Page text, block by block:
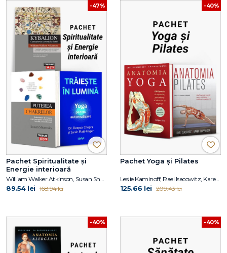
-47%
Pachet Spiritualitate și
Energie interioară
William Walker Atkinson, Susan Shumsky, Dr. Deepak Chopra, Sarah PlattFinger
89.54 lei 168.94 lei
-40%
Pachet Yoga și Pilates
Leslie Kaminoff, Rael Isacowitz, Karen Clippinger
125.66 lei 209.43 lei
-40% -40%